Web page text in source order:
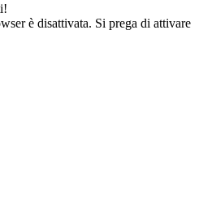
è disattivata. Si prega di attivare